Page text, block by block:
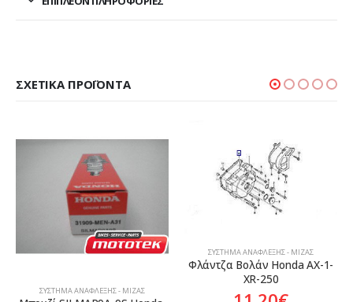
ΣΧΕΤΙΚΆ ΠΡΟΪΌΝΤΑ
ΣΎΣΤΗΜΑ ΑΝΆΦΛΕΞΗΣ - ΜΊΖΑΣ
ΣΎΣΤΗΜΑ ΑΝΆΦΛΕΞΗΣ - ΜΊΖΑΣ
Φλάντζα Βολάν Honda AX-1-
XR-250